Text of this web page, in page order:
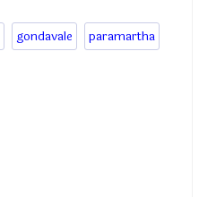
gondavale
paramartha